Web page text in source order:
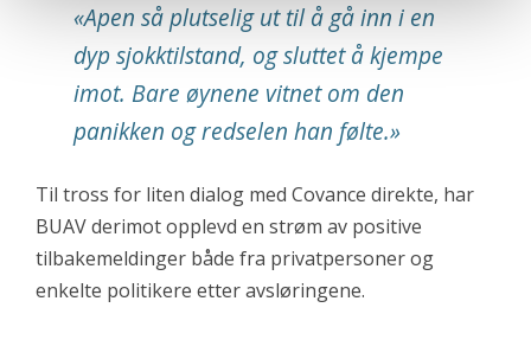
«Apen så plutselig ut til å gå inn i en
dyp sjokktilstand, og sluttet å kjempe
imot. Bare øynene vitnet om den
panikken og redselen han følte.»
Til tross for liten dialog med Covance direkte, har
BUAV derimot opplevd en strøm av positive
tilbakemeldinger både fra privatpersoner og
enkelte politikere etter avsløringene.